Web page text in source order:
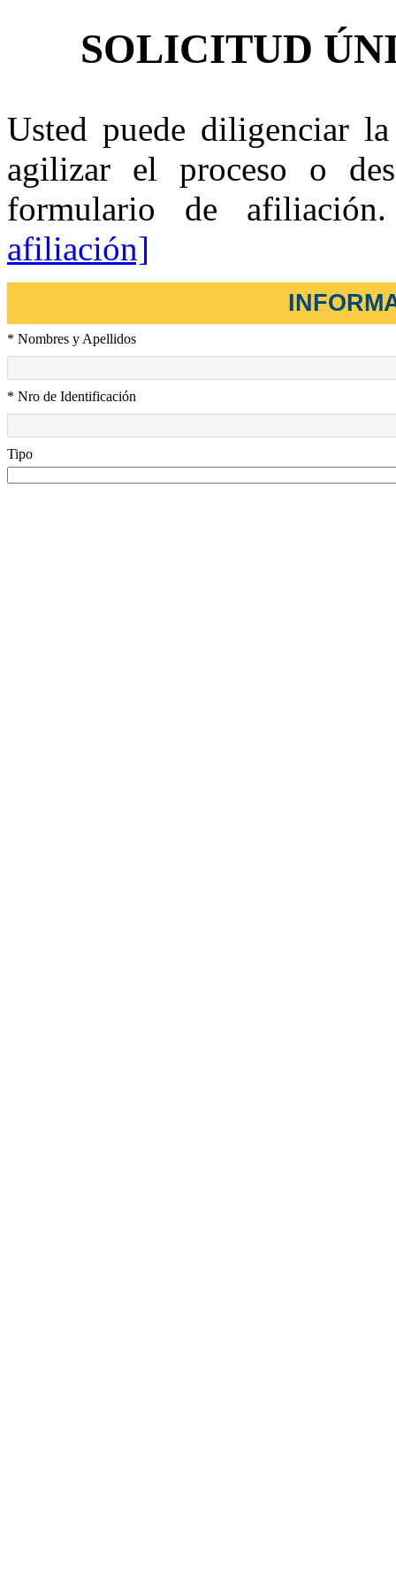
SOLICITUD
Usted puede diligenciar
agilizar el proceso o
formulario de
afiliación]
* Nombres y Apellidos
* Nro de Identificación
Tipo de